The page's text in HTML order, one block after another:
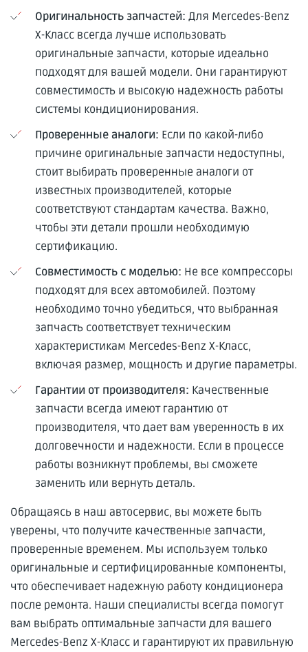
Оригинальность запчастей: Для Mercedes-Benz
X-Класс всегда лучше использовать
оригинальные запчасти, которые идеально
подходят для вашей модели. Они гарантируют
совместимость и высокую надежность работы
системы кондиционирования.
Проверенные аналоги: Если по какой-либо
причине оригинальные запчасти недоступны,
стоит выбирать проверенные аналоги от
известных производителей, которые
соответствуют стандартам качества. Важно,
чтобы эти детали прошли необходимую
сертификацию.
Совместимость с моделью: Не все компрессоры
подходят для всех автомобилей. Поэтому
необходимо точно убедиться, что выбранная
запчасть соответствует техническим
характеристикам Mercedes-Benz X-Класс,
включая размер, мощность и другие параметры.
Гарантии от производителя: Качественные
запчасти всегда имеют гарантию от
производителя, что дает вам уверенность в их
долговечности и надежности. Если в процессе
работы возникнут проблемы, вы сможете
заменить или вернуть деталь.
Обращаясь в наш автосервис, вы можете быть
уверены, что получите качественные запчасти,
проверенные временем. Мы используем только
оригинальные и сертифицированные компоненты,
что обеспечивает надежную работу кондиционера
после ремонта. Наши специалисты всегда помогут
вам выбрать оптимальные запчасти для вашего
Mercedes-Benz X-Класс и гарантируют их правильную